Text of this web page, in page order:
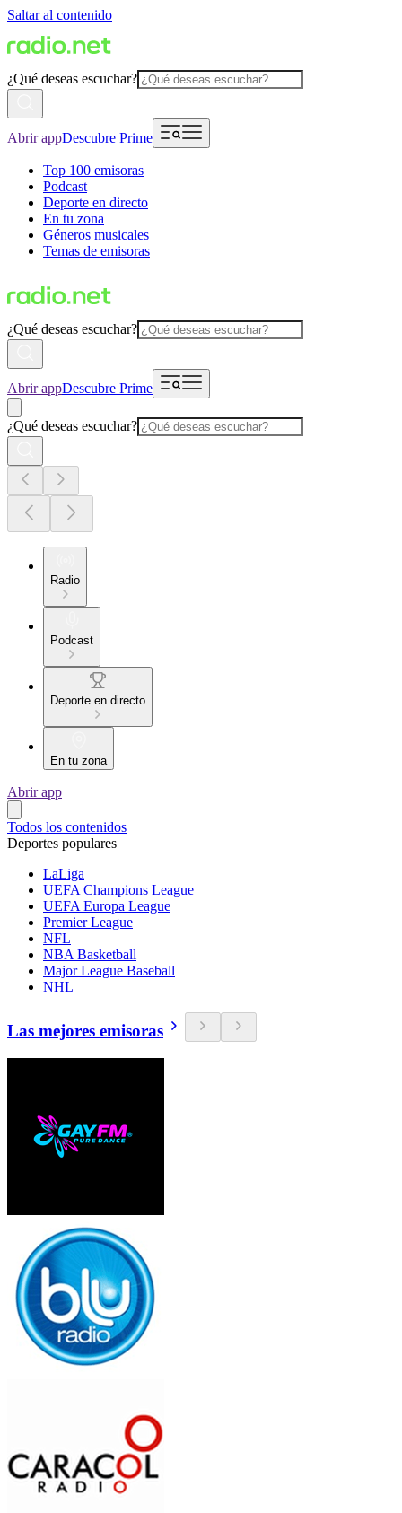
Saltar al contenido
¿Qué deseas escuchar?
Abrir appDescubre Prime
Top 100 emisoras
Podcast
Deporte en directo
En tu zona
Géneros musicales
Temas de emisoras
¿Qué deseas escuchar?
Abrir appDescubre Prime
¿Qué deseas escuchar?
Radio
Podcast
Deporte en directo
En tu zona
Abrir app
Todos los contenidos
Deportes populares
LaLiga
UEFA Champions League
UEFA Europa League
Premier League
NFL
NBA Basketball
Major League Baseball
NHL
Las mejores emisoras